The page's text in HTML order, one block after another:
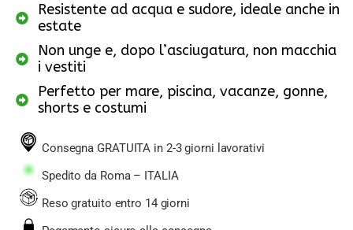
Resistente ad acqua e sudore, ideale anche in
estate
Non unge e, dopo l’asciugatura, non macchia
i vestiti
Perfetto per mare, piscina, vacanze, gonne,
shorts e costumi
Consegna GRATUITA in 2-3 giorni lavorativi
Spedito da Roma – ITALIA
Reso gratuito entro 14 giorni